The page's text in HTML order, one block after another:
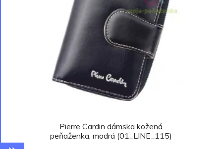
Pierre Cardin dámska kožená
peňaženka, modrá (01_LINE_115)